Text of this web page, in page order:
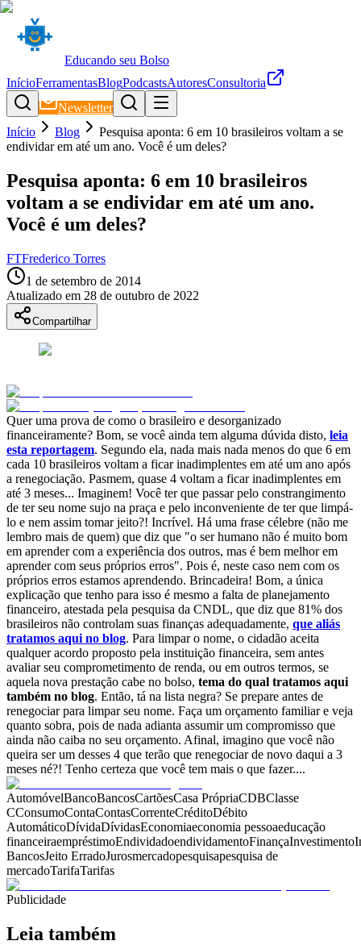
Educando seu Bolso
InícioFerramentasBlogPodcastsAutoresConsultoria
Newsletter
Início
Blog
Pesquisa aponta: 6 em 10 brasileiros voltam a se
endividar em até um ano. Você é um deles?
Pesquisa aponta: 6 em 10 brasileiros
voltam a se endividar em até um ano.
Você é um deles?
FTFrederico Torres
1 de setembro de 2014
Atualizado em 28 de outubro de 2022
Compartilhar
Quer uma prova de como o brasileiro e desorganizado
financeiramente? Bom, se você ainda tem alguma dúvida disto, leia
esta reportagem. Segundo ela, nada mais nada menos do que 6 em
cada 10 brasileiros voltam a ficar inadimplentes em até um ano após
a renegociação. Pasmem, quase 4 voltam a ficar inadimplentes em
até 3 meses... Imaginem! Você ter que passar pelo constrangimento
de ter seu nome sujo na praça e pelo inconveniente de ter que limpá-
lo e nem assim tomar jeito?! Incrível. Há uma frase célebre (não me
lembro mais de quem) que diz que "o ser humano não é muito bom
em aprender com a experiência dos outros, mas é bem melhor em
aprender com seus próprios erros". Pois é, neste caso nem com os
próprios erros estamos aprendendo. Brincadeira! Bom, a única
explicação que tenho para isso é mesmo a falta de planejamento
financeiro, atestada pela pesquisa da CNDL, que diz que 81% dos
brasileiros não controlam suas finanças adequadamente, que aliás
tratamos aqui no blog. Para limpar o nome, o cidadão aceita
qualquer acordo proposto pela instituição financeira, sem antes
avaliar seu comprometimento de renda, ou em outros termos, se
aquela nova prestação cabe no bolso, tema do qual tratamos aqui
também no blog. Então, tá na lista negra? Se prepare antes de
renegociar para limpar seu nome. Faça um orçamento familiar e veja
quanto sobra, pois de nada adianta assumir um compromisso que
ainda não caiba no seu orçamento. Afinal, imagino que você não
queira ser um desses 4 que terão que renegociar de novo daqui a 3
meses né?! Tenho certeza que você tem mais o que fazer....
AutomóvelBancoBancosCartõesCasa PrópriaCDBClasse
CConsumoContaContasCorrenteCréditoDébito
AutomáticoDívidaDívidasEconomiaeconomia pessoaeducação
financeiraempréstimoEndividadoendividamentoFinançaInvestimento
BancosJeito ErradoJurosmercadopesquisapesquisa de
mercadoTarifaTarifas
Publicidade
Leia também